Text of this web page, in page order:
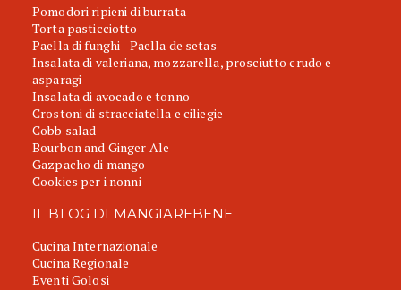
Pomodori ripieni di burrata
Torta pasticciotto
Paella di funghi - Paella de setas
Insalata di valeriana, mozzarella, prosciutto crudo e
asparagi
Insalata di avocado e tonno
Crostoni di stracciatella e ciliegie
Cobb salad
Bourbon and Ginger Ale
Gazpacho di mango
Cookies per i nonni
IL BLOG DI MANGIAREBENE
Cucina Internazionale
Cucina Regionale
Eventi Golosi